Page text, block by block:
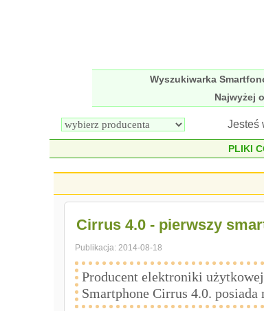
Wyszukiwarka
Najwyżej
Jesteś
PLIKI
Cirrus 4.0 - pierwszy
Publikacja:2014-08-18
Producent elektroniki
Smartphone Cirrus 4.0.